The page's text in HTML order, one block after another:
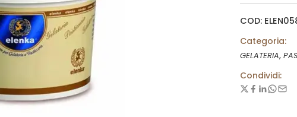
COD:
Categoria:
GELATERIA,
Condividi: